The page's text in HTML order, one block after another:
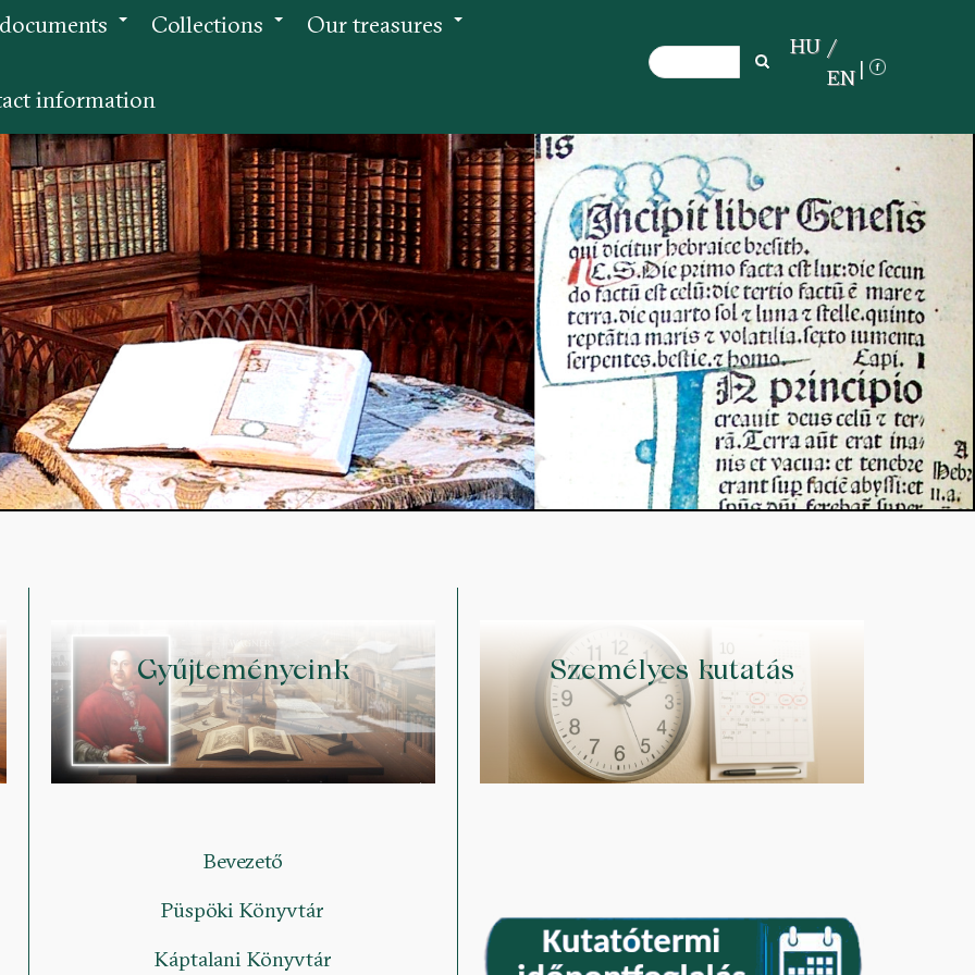
Search
Search
HU
EN
Collections Our treasures
information
Gyűjteményeink
Bevezető
Püspöki Könyvtár
Káptalani Könyvtár
Személyes kutatás